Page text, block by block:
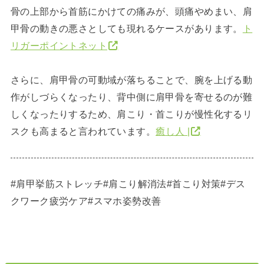
骨の上部から首筋にかけての痛みが、頭痛やめまい、肩
甲骨の動きの悪さとしても現れるケースがあります。
ト
リガーポイントネット
さらに、肩甲骨の可動域が落ちることで、腕を上げる動
作がしづらくなったり、背中側に肩甲骨を寄せるのが難
しくなったりするため、肩こり・首こりが慢性化するリ
スクも高まると言われています。癒し人 |
#肩甲挙筋ストレッチ#肩こり解消法#首こり対策#デス
クワーク疲労ケア#スマホ姿勢改善